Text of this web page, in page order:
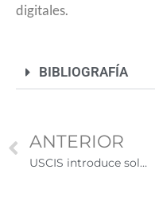
digitales.
BIBLIOGRAFÍA
ANTERIOR
USCIS introduce solicitud de datos biométricos para visas H-1B